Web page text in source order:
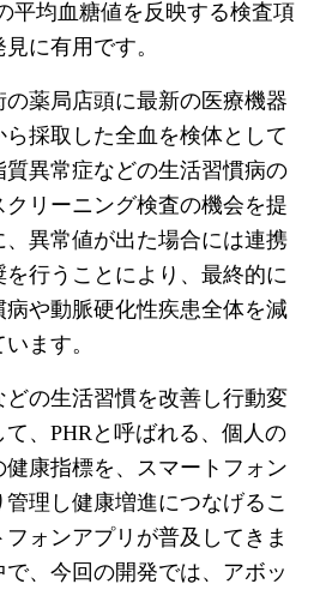
平均血糖値を反映する検査項
に有用です。
薬局店頭に最新の医療機器
採取した全血を検体として
異常症などの生活習慣病の
リーニング検査の機会を提
異常値が出た場合には連携
を行うことにより、最終的に
や動脈硬化性疾患全体を減
ます。
の生活習慣を改善し行動変
、PHRと呼ばれる、個人の
康指標を、スマートフォン
理し健康増進につなげるこ
ォンアプリが普及してきま
で、今回の開発では、アボッ